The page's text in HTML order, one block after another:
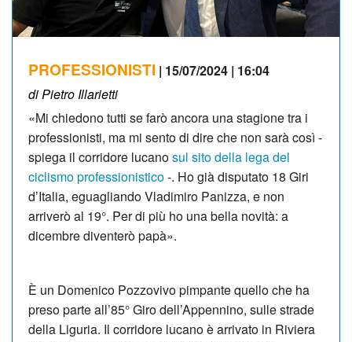
PROFESSIONISTI | 15/07/2024 | 16:04
di Pietro Illarietti
«Mi chiedono tutti se farò ancora una stagione tra i
professionisti, ma mi sento di dire che non sarà così -
spiega il corridore lucanosul sito della lega del
ciclismo professionistico-. Ho già disputato 18 Giri
d’Italia, eguagliando Vladimiro Panizza, e non
arriverò al 19°. Per di più ho una bella novità: a
dicembre diventerò papà».
È un Domenico Pozzovivo pimpante quello che ha
preso parte all’85° Giro dell’Appennino, sulle strade
della Liguria. Il corridore lucano è arrivato in Riviera